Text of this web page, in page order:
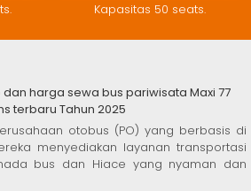
Kapasitas 50 seats.
harga sewa bus pariwisata Maxi 77
terbaru Tahun 2025
otobus (PO) yang berbasis di
menyediakan layanan transportasi
bus dan Hiace yang nyaman dan